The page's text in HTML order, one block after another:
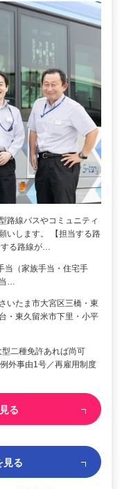
路線バスやコミュニティ
いします。 【担当する路
る路線が…
当（家族手当・住宅手
…
いたま市大宮区三橋・東
・東久留米市下里・小平
二種免許あれば尚可
事由1号／再雇用制度
る
見る